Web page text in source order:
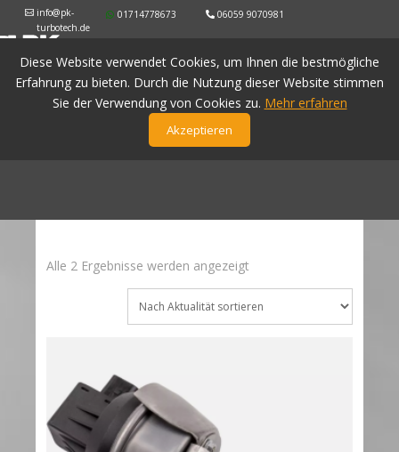
info@pk-
turbotech.de
Diese Website verwendet Cookies, um Ihnen die bestmögliche
Erfahrung zu bieten. Durch die Nutzung dieser Website stimmen
Sie der Verwendung von Cookies zu. Mehr erfahren
Akzeptieren
01714778673 06059 9070981
Alle 2 Ergebnisse werden angezeigtNach
Aktualität
sortiert